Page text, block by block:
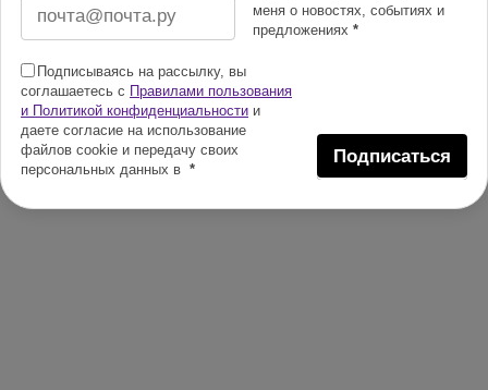
меня о новостях, событиях и
предложениях *
Подписываясь на рассылку, вы
соглашаетесь с Правилами пользования
и Политикой конфиденциальности и
даете согласие на использование
файлов cookie и передачу своих
персональных данных в *
Подписаться